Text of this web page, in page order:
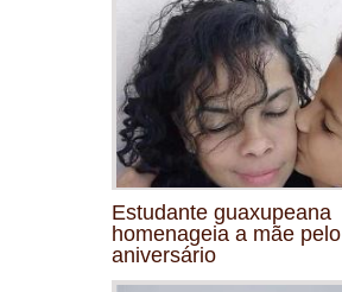
Estudante guaxupeana
homenageia a mãe pelo
aniversário